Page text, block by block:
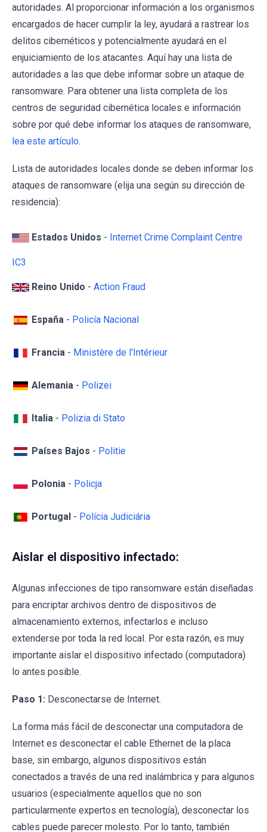
autoridades. Al proporcionar información a los organismos
encargados de hacer cumplir la ley, ayudará a rastrear los
delitos cibernéticos y potencialmente ayudará en el
enjuiciamiento de los atacantes. Aquí hay una lista de
autoridades a las que debe informar sobre un ataque de
ransomware. Para obtener una lista completa de los
centros de seguridad cibernética locales e información
sobre por qué debe informar los ataques de ransomware,
lea este artículo.
Lista de autoridades locales donde se deben informar los
ataques de ransomware (elija una según su dirección de
residencia):
Estados Unidos - Internet Crime Complaint Centre
IC3
Reino Unido - Action Fraud
España - Policía Nacional
Francia - Ministère de l'Intérieur
Alemania - Polizei
Italia - Polizia di Stato
Países Bajos - Politie
Polonia - Policja
Portugal - Polícia Judiciária
Aislar el dispositivo infectado:
Algunas infecciones de tipo ransomware están diseñadas
para encriptar archivos dentro de dispositivos de
almacenamiento externos, infectarlos e incluso
extenderse por toda la red local. Por esta razón, es muy
importante aislar el dispositivo infectado (computadora)
lo antes posible.
Paso 1: Desconectarse de Internet.
La forma más fácil de desconectar una computadora de
Internet es desconectar el cable Ethernet de la placa
base, sin embargo, algunos dispositivos están
conectados a través de una red inalámbrica y para algunos
usuarios (especialmente aquellos que no son
particularmente expertos en tecnología), desconectar los
cables puede parecer molesto. Por lo tanto, también